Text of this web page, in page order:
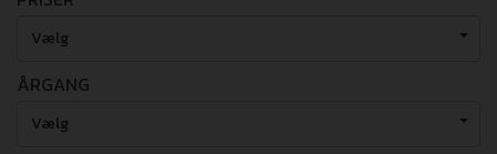
Vælg
ÅRGANG
Vælg